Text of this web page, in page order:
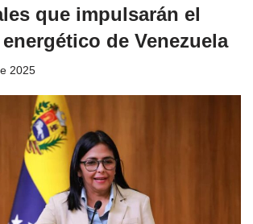
que impulsarán el
de Venezuela
2025